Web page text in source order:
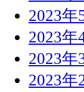
2023年
2023年
2023年
2023年